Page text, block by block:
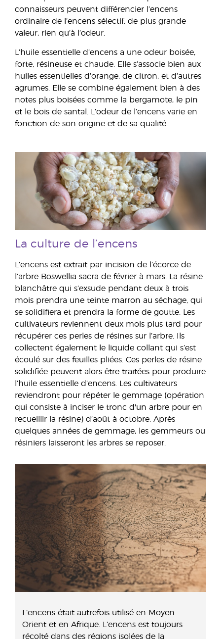
connaisseurs peuvent différencier l’encens
ordinaire de l’encens sélectif, de plus grande
valeur, rien qu’à l’odeur.
L’huile essentielle d’encens a une odeur boisée,
forte, résineuse et chaude. Elle s’associe bien aux
huiles essentielles d’orange, de citron, et d’autres
agrumes. Elle se combine également bien à des
notes plus boisées comme la bergamote, le pin
et le bois de santal. L’odeur de l’encens varie en
fonction de son origine et de sa qualité.
La culture de l’encens
L’encens est extrait par incision de l’écorce de
l’arbre Boswellia sacra de février à mars. La résine
blanchâtre qui s’exsude pendant deux à trois
mois prendra une teinte marron au séchage, qui
se solidifiera et prendra la forme de goutte. Les
cultivateurs reviennent deux mois plus tard pour
récupérer ces perles de résines sur l’arbre. Ils
collectent également le liquide collant qui s’est
écoulé sur des feuilles pliées. Ces perles de résine
solidifiée peuvent alors être traitées pour produire
l’huile essentielle d’encens. Les cultivateurs
reviendront pour répéter le gemmage (opération
qui consiste à inciser le tronc d'un arbre pour en
recueillir la résine) d’août à octobre. Après
quelques années de gemmage, les gemmeurs ou
résiniers laisseront les arbres se reposer.
L’encens était autrefois utilisé en Moyen
Orient et en Afrique. L’encens est toujours
récolté dans des régions isolées de la